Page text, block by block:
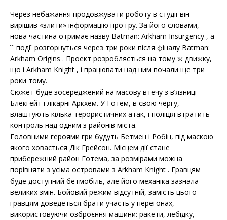
Через небажання продовжувати роботу в студії він
вирішив «злити» інформацію про гру. За його словами,
нова частина отримає назву Batman: Arkham Insurgency , а
її події розгорнуться через три роки після фіналу Batman:
Arkham Origins . Проект розробляється на тому ж движку,
що і Arkham Knight , і працювати над ним почали ще три
роки тому.
Сюжет буде зосереджений на масову втечу з в’язниці
Блекгейт і лікарні Аркхем. У Готем, в свою чергу,
влаштують кілька терористичних атак, і поліція втратить
контроль над одним з районів міста.
Головними героями гри будуть Бетмен і Робін, під маскою
якого ховається Дік Грейсон. Місцем дії стане
прибережний район Готема, за розмірами можна
порівняти з усіма островами з Arkham Knight . Гравцям
буде доступний бетмобіль, але його механіка зазнала
великих змін. Бойовий режим відсутній, замість цього
гравцям доведеться брати участь у перегонах,
використовуючи озброєння машини: ракети, лебідку,